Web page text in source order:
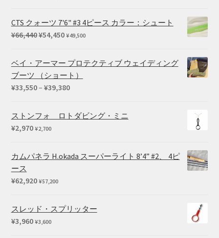
し
た。
で
す。
帯:
CTS クォーツ 7'6" #3 4ピース カラー：シュート
¥66,440元
価
格
は
し
た。
¥54,450現
の
価
格
で
¥49,500
ベイ・アーマー プロテクティブ ウェイディング
ブーツ （ショート）
¥33,550– ¥39,380価
帯:
ストンフォ ロトダビング・ミニ
¥2,970 ¥2,700
カムパネラ H.okada スーパーライト 8’4” #2、 4ピ
ース
¥62,920 ¥57,200
スレッド・スプリッター
¥3,960 ¥3,600